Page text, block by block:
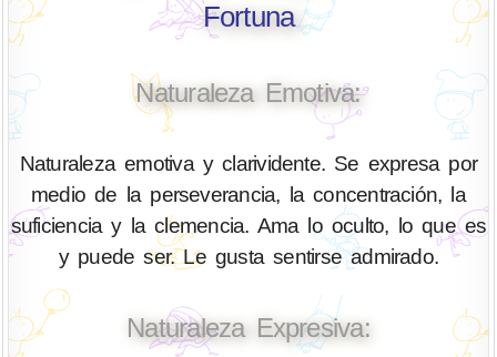
Fortuna
Naturaleza Emotiva:
Naturaleza emotiva y clarividente. Se expresa por
medio de la perseverancia, la concentración, la
suficiencia y la clemencia. Ama lo oculto, lo que es
y puede ser. Le gusta sentirse admirado.
Naturaleza Expresiva: